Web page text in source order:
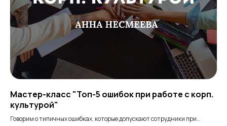
Мастер-класс "Топ-5 ошибок при работе с корп.
культурой"
Говорим о типичных ошибках, которые допускают сотрудники при